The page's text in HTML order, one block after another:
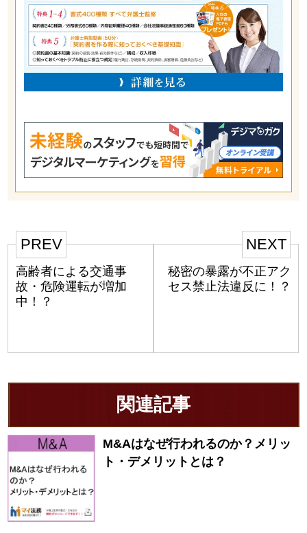
PREV
高齢者による交通事
故・危険運転が増加
中！？
NEXT
秘密の暴露が不正アク
セス禁止法違反に！？
関連記事
M&Aはなぜ行われるのか？メリッ
ト・デメリットとは？